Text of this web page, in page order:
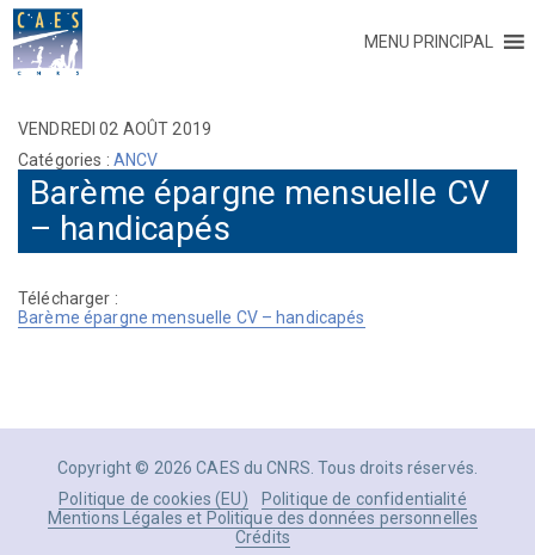
MENU PRINCIPAL
VENDREDI 02 AOÛT 2019
Catégories : ANCV
Barème épargne mensuelle CV
– handicapés
Télécharger :
Barème épargne mensuelle CV – handicapés
Copyright © 2026 CAES du CNRS. Tous droits réservés.
Politique de cookies (EU)
Politique de confidentialité
Mentions Légales et Politique des données personnelles
Crédits